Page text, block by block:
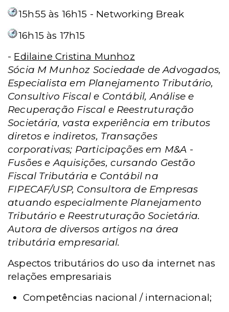
15h55 às 16h15 - Networking Break
16h15 às 17h15
- Edilaine Cristina Munhoz
Sócia M Munhoz Sociedade de Advogados,
Especialista em Planejamento Tributário,
Consultivo Fiscal e Contábil, Análise e
Recuperação Fiscal e Reestruturação
Societária, vasta experiência em tributos
diretos e indiretos, Transações
corporativas; Participações em M&A -
Fusões e Aquisições, cursando Gestão
Fiscal Tributária e Contábil na
FIPECAF/USP, Consultora de Empresas
atuando especialmente Planejamento
Tributário e Reestruturação Societária.
Autora de diversos artigos na área
tributária empresarial.
Aspectos tributários do uso da internet nas
relações empresariais
Competências nacional / internacional;